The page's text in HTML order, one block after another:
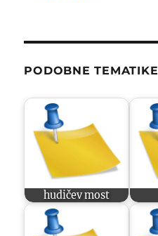
PODOBNE TEMATIKE
hudičev most